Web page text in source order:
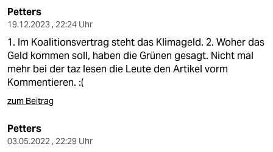
Petters
19.12.2023 , 22:24 Uhr
1. Im Koalitionsvertrag steht das Klimageld. 2. Woher das
Geld kommen soll, haben die Grünen gesagt. Nicht mal
mehr bei der taz lesen die Leute den Artikel vorm
Kommentieren. :(
zum Beitrag
Petters
03.05.2022 , 22:29 Uhr